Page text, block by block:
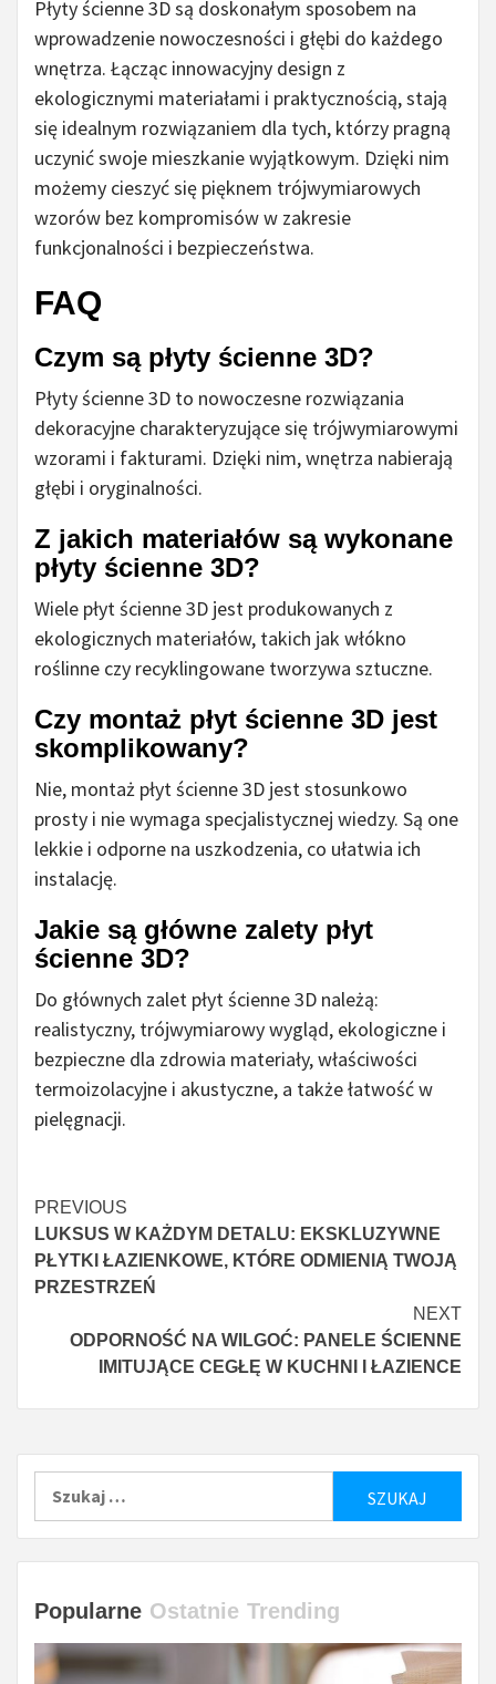
Płyty ścienne 3D są doskonałym sposobem na
wprowadzenie nowoczesności i głębi do każdego
wnętrza. Łącząc innowacyjny design z
ekologicznymi materiałami i praktycznością, stają
się idealnym rozwiązaniem dla tych, którzy pragną
uczynić swoje mieszkanie wyjątkowym. Dzięki nim
możemy cieszyć się pięknem trójwymiarowych
wzorów bez kompromisów w zakresie
funkcjonalności i bezpieczeństwa.
FAQ
Czym są płyty ścienne 3D?
Płyty ścienne 3D to nowoczesne rozwiązania
dekoracyjne charakteryzujące się trójwymiarowymi
wzorami i fakturami. Dzięki nim, wnętrza nabierają
głębi i oryginalności.
Z jakich materiałów są wykonane
płyty ścienne 3D?
Wiele płyt ścienne 3D jest produkowanych z
ekologicznych materiałów, takich jak włókno
roślinne czy recyklingowane tworzywa sztuczne.
Czy montaż płyt ścienne 3D jest
skomplikowany?
Nie, montaż płyt ścienne 3D jest stosunkowo
prosty i nie wymaga specjalistycznej wiedzy. Są one
lekkie i odporne na uszkodzenia, co ułatwia ich
instalację.
Jakie są główne zalety płyt
ścienne 3D?
Do głównych zalet płyt ścienne 3D należą:
realistyczny, trójwymiarowy wygląd, ekologiczne i
bezpieczne dla zdrowia materiały, właściwości
termoizolacyjne i akustyczne, a także łatwość w
pielęgnacji.
Czytaj
więcej
PREVIOUS
LUKSUS W KAŻDYM DETALU: EKSKLUZYWNE
PŁYTKI ŁAZIENKOWE, KTÓRE ODMIENIĄ TWOJĄ
PRZESTRZEŃ
NEXT
ODPORNOŚĆ NA WILGOĆ: PANELE ŚCIENNE
IMITUJĄCE CEGŁĘ W KUCHNI I ŁAZIENCE
Popularne Ostatnie Trending